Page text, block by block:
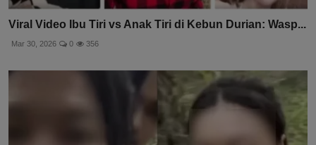
Viral Video Ibu Tiri vs Anak Tiri di Kebun Durian: Wasp...
Mar 30, 2026 0 356